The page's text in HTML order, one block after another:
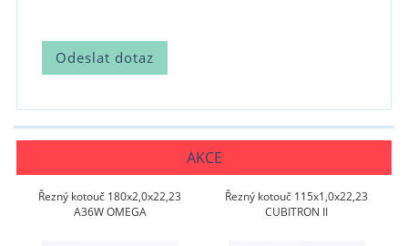
AKCE
Řezný kotouč 180x2,0x22,23
A36W OMEGA
Řezný kotouč 115x1,0x22,23
CUBITRON II